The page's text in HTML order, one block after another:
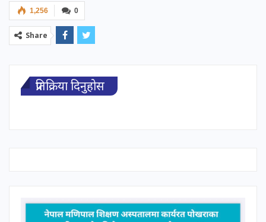
0
1,256
Share
प्रतिक्रिया दिनुहोस